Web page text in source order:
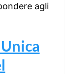
agli